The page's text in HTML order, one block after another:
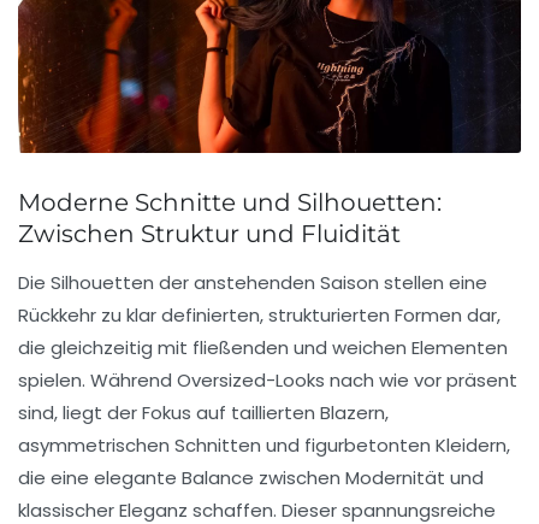
Moderne Schnitte und Silhouetten:
Zwischen Struktur und Fluidität
Die Silhouetten der anstehenden Saison stellen eine
Rückkehr zu klar definierten, strukturierten Formen dar,
die gleichzeitig mit fließenden und weichen Elementen
spielen. Während Oversized-Looks nach wie vor präsent
sind, liegt der Fokus auf taillierten Blazern,
asymmetrischen Schnitten und figurbetonten Kleidern,
die eine elegante Balance zwischen Modernität und
klassischer Eleganz schaffen. Dieser spannungsreiche